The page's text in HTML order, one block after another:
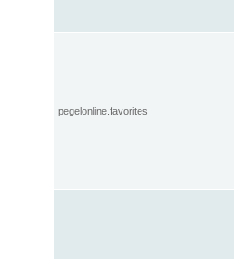
pegelonline.favorites